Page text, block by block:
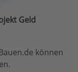
Geld
können